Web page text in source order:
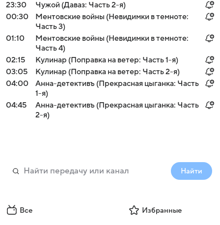
23:30
Чужой (Даваз: Часть 2-я)
00:30
Ментовские войны (Невидимки в темноте:
Часть 3)
01:10
Ментовские войны (Невидимки в темноте:
Часть 4)
02:15
Кулинар (Поправка на ветер: Часть 1-я)
03:05
Кулинар (Поправка на ветер: Часть 2-я)
04:00
Анна-детективъ (Прекрасная цыганка: Часть
1-я)
04:45
Анна-детективъ (Прекрасная цыганка: Часть
2-я)
Найти
Все Избранные